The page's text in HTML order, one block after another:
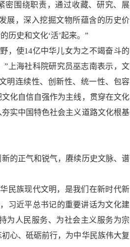
密围绕职责，通过收藏、研究、展
展，深入挖掘文物所蕴含的历史价
历史和文化‘活’起来。”
，使14亿中华儿女为之不竭奋斗的
上海社科院研究员巫志南表示，文
明连续性、创新性、统一性、包容
化自信自强作为主线，贯穿在文化
实中国特色社会主义道路文化根基
的正气和锐气，赓续历史文脉、谱
民族现代文明，是我们在新时代新
习近平总书记的重要讲话为文化建
为人民服务、为社会主义服务为宗
心、砥砺前行，为中华民族伟大复